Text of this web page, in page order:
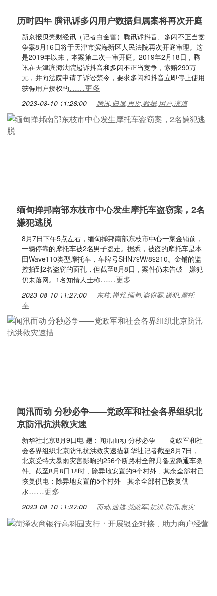
历时四年 腾讯诉多闪用户数据归属案将再次开庭
新京报贝壳财经讯（记者白金蕾）腾讯诉抖音、多闪不正当竞
争案8月16日将于天津市滨海新区人民法院再次开庭审理。这
是2019年以来，本案第二次一审开庭。2019年2月18日，腾
讯在天津滨海法院起诉抖音和多闪不正当竞争，索赔290万
元，并向法院申请了诉讼禁令，要求多闪和抖音立即停止使用
获得用户授权的……更多
2023-08-10 11:26:00 腾讯,归属,再次,数据,用户,滨海
缅甸掸邦南部东枝市中心发生摩托车盗窃案，2名
嫌犯逃脱
8月7日下午5点左右，缅甸掸邦南部东枝市中心一家金铺前，
一辆停靠的摩托车被2名男子盗走。据悉，被盗的摩托车是本
田Wave110类型摩托车，车牌号SHN79W/89210。金铺的监
控拍到2名盗窃的面孔，但截至8月8日，案件仍未告破，嫌犯
仍未落网。1名知情人士称……更多
2023-08-10 11:27:00
东枝,掸邦,缅甸,盗窃案,嫌犯,摩托
车
闻汛而动 分秒必争——党政军和社会各界组织北
京防汛抗洪救灾速
新华社北京8月9日电 题：闻汛而动 分秒必争——党政军和社
会各界组织北京防汛抗洪救灾速描新华社记者截至8月7日，
北京受特大暴雨灾害影响的256个断路村全部具备应急通车条
件。截至8月8日18时，除异地安置的9个村外，其余全部村已
恢复供电；除异地安置的5个村外，其余全部村已恢复供
水……更多
2023-08-10 11:27:00 而动,速描,党政军,抗洪,防汛,救灾